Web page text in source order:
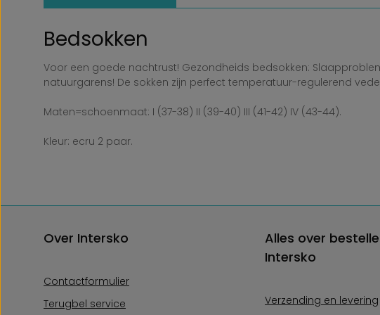
Bedsokken
Voor een goede nachtrust! Gezondheids bedsokken:
natuurgarens! De sokken zijn perfect temperatuur-regulerend
Maten=schoenmaat: I (37-38) II (39-40) III (41-42) IV (43-44).
Kleur: ecru 2 paar.
Over Intersko
Contactformulier
Terugbel service
Alles over
Intersko
Verzending en levering